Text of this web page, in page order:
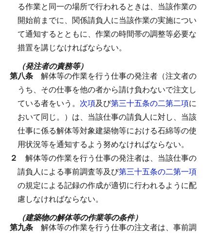
る作業と同一の場所で行われるときは、当該作業の
開始前までに、関係請負人に当該作業の実施につい
て通知するとともに、作業の時間帯の調整等必要な
措置を講じなければならない。
（発注者の責務等）
第八条 解体等の作業を行う仕事の発注者（注文者の
うち、その仕事を他の者から請け負わないで注文し
ている者をいう。 次項及び第三十五条の二第二項に
おいて同じ。）は、当該仕事の請負人に対し、当該
仕事に係る解体等対象建築物等における石綿等の使
用状況等を通知するよう努めなければならない。
２ 解体等の作業を行う仕事の発注者は、当該仕事の
請負人による事前調査等及び第三十五条の二第一項
の規定による記録の作成が適切に行われるように配
慮しなければならない。
（建築物の解体等の作業等の条件）
第九条 解体等の作業を行う仕事の注文者は、事前調